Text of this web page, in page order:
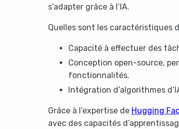
s’adapter grâce à l’IA.
Quelles sont les caractéristiques
Capacité à effectuer des
Conception open-source,
fonctionnalités.
Intégration d’algorithmes
Grâce à l’expertise de Hugging
avec des capacités